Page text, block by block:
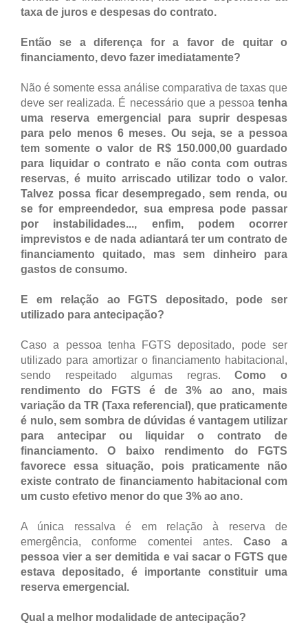
taxa de juros e despesas do contrato.
Então se a diferença for a favor de quitar o
financiamento, devo fazer imediatamente?
Não é somente essa análise comparativa de taxas que
deve ser realizada. É necessário que a pessoa tenha
uma reserva emergencial para suprir despesas
para pelo menos 6 meses. Ou seja, se a pessoa
tem somente o valor de R$ 150.000,00 guardado
para liquidar o contrato e não conta com outras
reservas, é muito arriscado utilizar todo o valor.
Talvez possa ficar desempregado, sem renda, ou
se for empreendedor, sua empresa pode passar
por instabilidades..., enfim, podem ocorrer
imprevistos e de nada adiantará ter um contrato de
financiamento quitado, mas sem dinheiro para
gastos de consumo.
E em relação ao FGTS depositado, pode ser
utilizado para antecipação?
Caso a pessoa tenha FGTS depositado, pode ser
utilizado para amortizar o financiamento habitacional,
sendo respeitado algumas regras.Como o
rendimento do FGTS é de 3% ao ano, mais
variação da TR (Taxa referencial), que praticamente
é nulo, sem sombra de dúvidas é vantagem utilizar
para antecipar ou liquidar o contrato de
financiamento. O baixo rendimento do FGTS
favorece essa situação, pois praticamente não
existe contrato de financiamento habitacional com
um custo efetivo menor do que 3% ao ano.
A única ressalva é em relação à reserva de
emergência, conforme comentei antes. Caso a
pessoa vier a ser demitida e vai sacar o FGTS que
estava depositado, é importante constituir uma
reserva emergencial.
Qual a melhor modalidade de antecipação?